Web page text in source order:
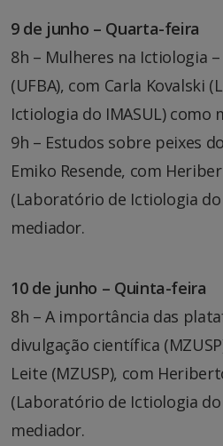
9 de junho – Quarta-feira
8h – Mulheres na Ictiologia
(UFBA), com Carla Kovalski
Ictiologia do IMASUL) como
9h – Estudos sobre peixes
Emiko Resende, com
(Laboratório de Ictiologia do
mediador.
10 de junho – Quinta-feira
8h – A importância das
divulgação científica
Leite (MZUSP), com
(Laboratório de Ictiologia do
mediador.